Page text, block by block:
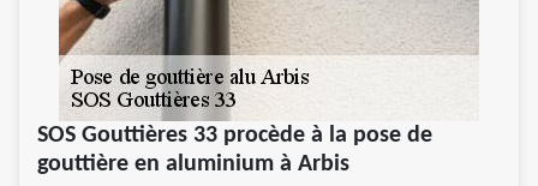
SOS Gouttières 33 procède à la pose de
gouttière en aluminium à Arbis